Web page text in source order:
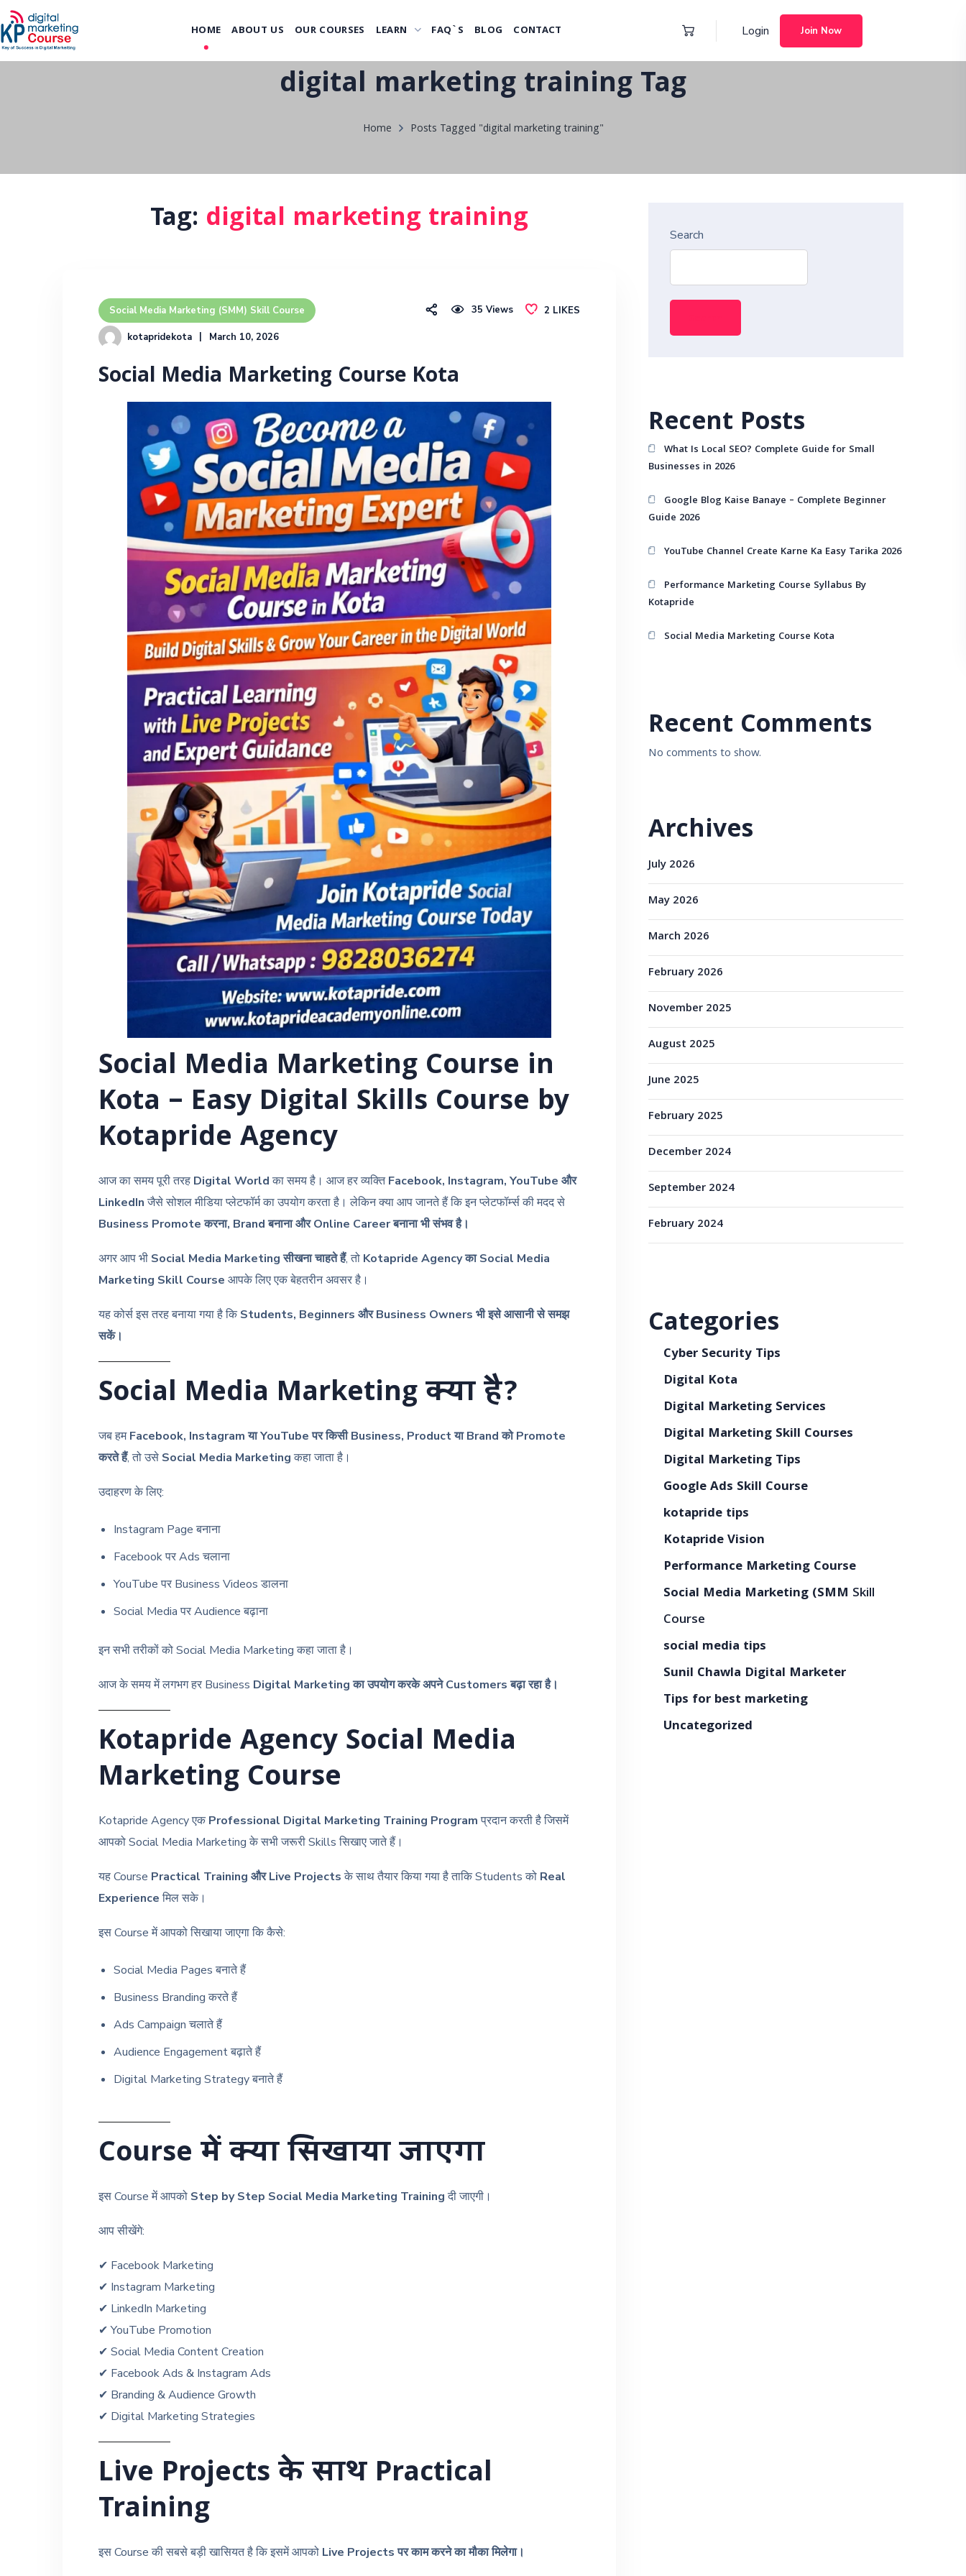
HOME ABOUT US OUR COURSES LEARN FAQ`S BLOG CONTACT Login Join Now
digital marketing training Tag
Home Posts Tagged "digital marketing training"
Tag: digital marketing training
Social Media Marketing (SMM) Skill Course
kotapridekota March 10, 2026
35Views 2 LIKES
Social Media Marketing Course Kota
Social Media Marketing Course in
Kota – Easy Digital Skills Course by
Kotapride Agency
आज का समय पूरी तरह Digital Worldका समय है। आज हर व्यक्तिFacebook, Instagram, YouTube और
LinkedInजैसे सोशल मीडिया प्लेटफॉर्म का उपयोग करता है। लेकिन क्या आप जानते हैं कि इन प्लेटफॉर्म्स की मदद से
Business Promote करना, Brand बनाना और Online Career बनाना भी संभव है।
अगर आप भी Social Media Marketing सीखना चाहते हैं, तो Kotapride Agency का Social Media
Marketing Skill Course आपके लिए एक बेहतरीन अवसर है।
यह कोर्स इस तरह बनाया गया है कि Students, Beginners और Business Owners भी इसे आसानी से समझ
सकें।
Social Media Marketing क्या है?
जब हमFacebook, Instagram या YouTube पर किसी Business, Product या Brand को Promote
करते हैं, तो उसे Social Media Marketingकहा जाता है।
उदाहरण के लिए:
Instagram Page बनाना
Facebook पर Ads चलाना
YouTube पर Business Videos डालना
Social Media पर Audience बढ़ाना
इन सभी तरीकों को Social Media Marketing कहा जाता है।
आज के समय में लगभग हर Business Digital Marketing का उपयोग करके अपने Customers बढ़ा रहा है।
Kotapride Agency Social Media
Marketing Course
Kotapride Agency एक Professional Digital Marketing Training Programप्रदान करती है जिसमें
आपको Social Media Marketing के सभी जरूरी Skills सिखाए जाते हैं।
यह Course Practical Training और Live Projectsके साथ तैयार किया गया है ताकि Students को Real
Experienceमिल सके।
इस Course में आपको सिखाया जाएगा कि कैसे:
Social Media Pages बनाते हैं
Business Branding करते हैं
Ads Campaign चलाते हैं
Audience Engagement बढ़ाते हैं
Digital Marketing Strategy बनाते हैं
Course में क्या सिखाया जाएगा
इस Course में आपको Step by Step Social Media Marketing Trainingदी जाएगी।
आप सीखेंगे:
✔ Facebook Marketing
✔ Instagram Marketing
✔ LinkedIn Marketing
✔ YouTube Promotion
✔ Social Media Content Creation
✔ Facebook Ads & Instagram Ads
✔ Branding & Audience Growth
✔ Digital Marketing Strategies
Live Projects के साथ Practical
Training
इस Course की सबसे बड़ी खासियत है कि इसमें आपको Live Projects पर काम करने का मौका मिलेगा।
Search
Recent Posts
What Is Local SEO? Complete Guide for Small
Businesses in 2026
Google Blog Kaise Banaye – Complete Beginner
Guide 2026
YouTube Channel Create Karne Ka Easy Tarika 2026
Performance Marketing Course Syllabus By
Kotapride
Social Media Marketing Course Kota
Recent Comments
No comments to show.
Archives
July 2026
May 2026
March 2026
February 2026
November 2025
August 2025
June 2025
February 2025
December 2024
September 2024
February 2024
Categories
Cyber Security Tips
Digital Kota
Digital Marketing Services
Digital Marketing Skill Courses
Digital Marketing Tips
Google Ads Skill Course
kotapride tips
Kotapride Vision
Performance Marketing Course
Social Media Marketing (SMM Skill
Course
social media tips
Sunil Chawla Digital Marketer
Tips for best marketing
Uncategorized